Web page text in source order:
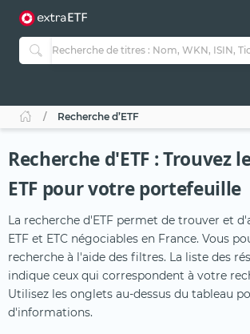
Recherche d’ETF
Recherche d'ETF : Trouvez
ETF pour votre portefeuille
La recherche d'ETF permet de trouver et
ETF et ETC négociables en France. Vous
recherche à l'aide des filtres. La liste des
indique ceux qui correspondent à votre
Utilisez les onglets au-dessus du tableau
d'informations.